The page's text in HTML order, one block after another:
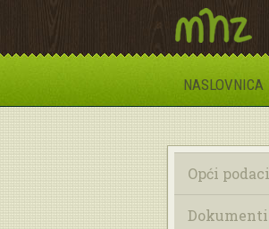
NASLOVNICA
Opći podaci
Dokumenti